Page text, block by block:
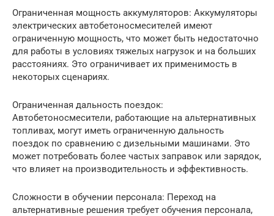
Ограниченная мощность аккумуляторов: Аккумуляторы
электрических автобетоносмесителей имеют
ограниченную мощность, что может быть недостаточно
для работы в условиях тяжелых нагрузок и на больших
расстояниях. Это ограничивает их применимость в
некоторых сценариях.
Ограниченная дальность поездок:
Автобетоносмесители, работающие на альтернативных
топливах, могут иметь ограниченную дальность
поездок по сравнению с дизельными машинами. Это
может потребовать более частых заправок или зарядок,
что влияет на производительность и эффективность.
Сложности в обучении персонала: Переход на
альтернативные решения требует обучения персонала,